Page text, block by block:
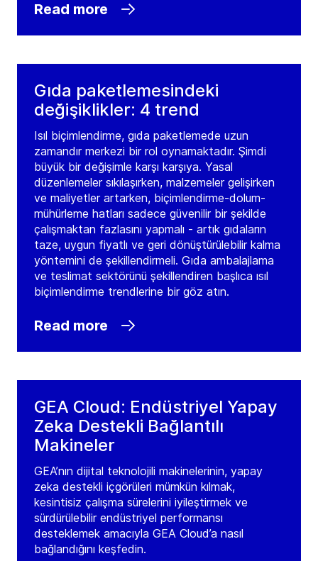
Read more
Gıda paketlemesindeki
değişiklikler: 4 trend
Isıl biçimlendirme, gıda paketlemede uzun
zamandır merkezi bir rol oynamaktadır. Şimdi
büyük bir değişimle karşı karşıya. Yasal
düzenlemeler sıkılaşırken, malzemeler gelişirken
ve maliyetler artarken, biçimlendirme-dolum-
mühürleme hatları sadece güvenilir bir şekilde
çalışmaktan fazlasını yapmalı - artık gıdaların
taze, uygun fiyatlı ve geri dönüştürülebilir kalma
yöntemini de şekillendirmeli. Gıda ambalajlama
ve teslimat sektörünü şekillendiren başlıca ısıl
biçimlendirme trendlerine bir göz atın.
Read more
GEA Cloud: Endüstriyel Yapay
Zeka Destekli Bağlantılı
Makineler
GEA’nın dijital teknolojili makinelerinin, yapay
zeka destekli içgörüleri mümkün kılmak,
kesintisiz çalışma sürelerini iyileştirmek ve
sürdürülebilir endüstriyel performansı
desteklemek amacıyla GEA Cloud’a nasıl
bağlandığını keşfedin.